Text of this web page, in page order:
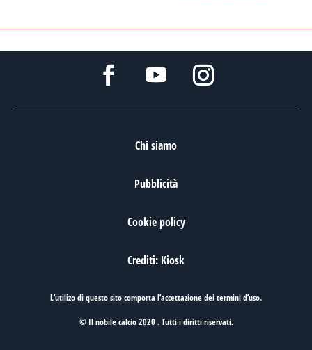
Chi siamo
Pubblicità
Cookie policy
Crediti: Kiosk
L’utilizo di questo sito comporta l’accettazione deitermini d’uso.
© Il nobile calcio 2020 . Tutti i diritti riservati.